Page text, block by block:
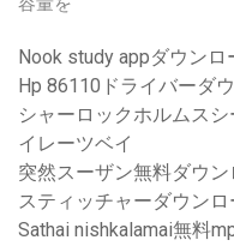
Nook study appダウンロ
Hp 86110ドライバーダ
シャーロックホルムス
イレーツベイ
突然スーザン無料ダウン
スティッチャーダウン
Sathai nishkalamai無料